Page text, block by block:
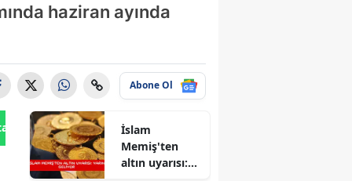
haziran ayında
Abone Ol
Gönder
İslam
Memiş'ten
altın uyarısı: